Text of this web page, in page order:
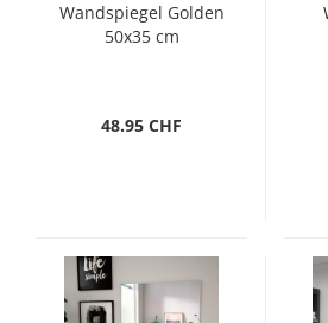
Wandspiegel Golden
50x35 cm
48.95 CHF